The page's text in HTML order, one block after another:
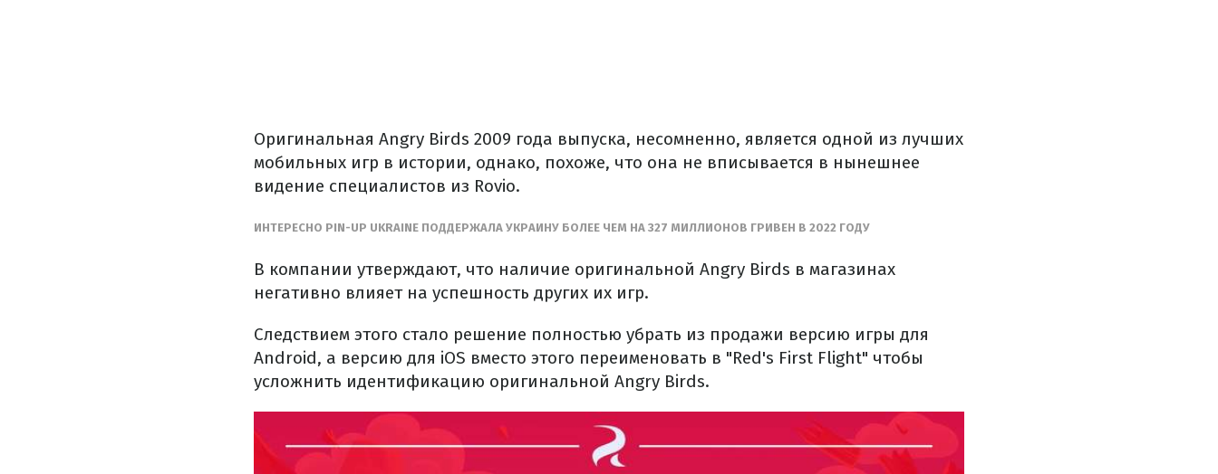
Оригинальная Angry Birds 2009 года выпуска, несомненно, является одной из лучших
мобильных игр в истории, однако, похоже, что она не вписывается в нынешнее
видение специалистов из Rovio.
ИНТЕРЕСНО PIN-UP UKRAINE ПОДДЕРЖАЛА УКРАИНУ БОЛЕЕ ЧЕМ НА 327 МИЛЛИОНОВ ГРИВЕН В 2022 ГОДУ
В компании утверждают, что наличие оригинальной Angry Birds в магазинах
негативно влияет на успешность других их игр.
Следствием этого стало решение полностью убрать из продажи версию игры для
Android, а версию для iOS вместо этого переименовать в "Red's First Flight" чтобы
усложнить идентификацию оригинальной Angry Birds.